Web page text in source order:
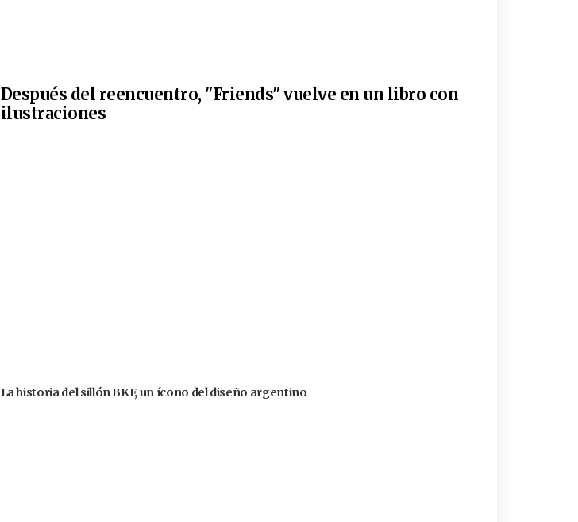
Después del reencuentro, "Friends" vuelve en un libro con
ilustraciones
La historia del sillón BKF, un ícono del diseño argentino